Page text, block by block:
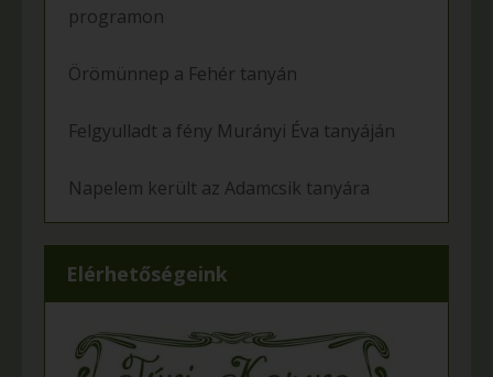
programon
Örömünnep a Fehér tanyán
Felgyulladt a fény Murányi Éva tanyáján
Napelem került az Adamcsik tanyára
Elérhetőségeink